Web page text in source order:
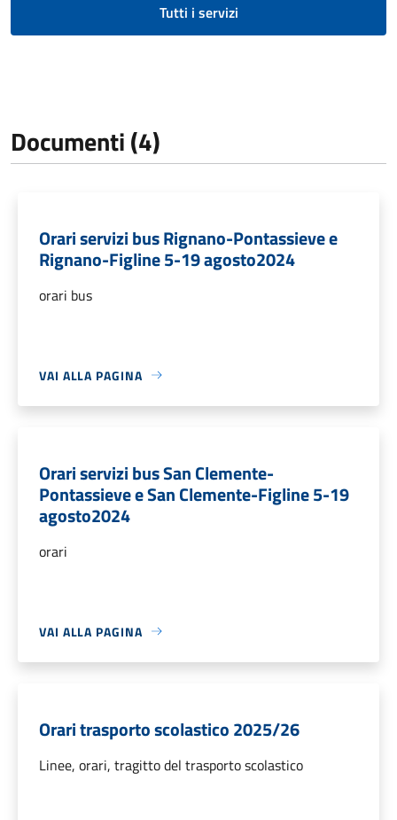
Tutti i servizi
Documenti (4)
Orari servizi bus Rignano-Pontassieve e
Rignano-Figline 5-19 agosto2024
orari bus
VAI ALLA PAGINA
Orari servizi bus San Clemente-
Pontassieve e San Clemente-Figline 5-19
agosto2024
orari
VAI ALLA PAGINA
Orari trasporto scolastico 2025/26
Linee, orari, tragitto del trasporto scolastico